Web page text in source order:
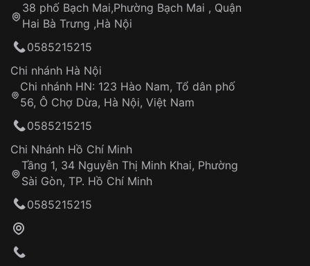
38 phố Bạch Mai,Phường Bạch Mai , Quận
Hai Bà Trưng ,Hà Nội
0585215215
Chi nhánh Hà Nội
Chi nhánh HN: 123 Hào Nam, Tổ dân phố
56, Ô Chợ Dừa, Hà Nội, Việt Nam
0585215215
Chi Nhánh Hồ Chí Minh
Tầng 1, 34 Nguyễn Thị Minh Khai, Phường
Sài Gòn, TP. Hồ Chí Minh
0585215215